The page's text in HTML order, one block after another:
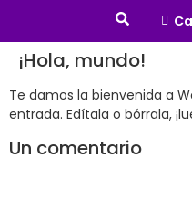
¡Hola, mundo!
Te damos la bienvenida a
entrada. Edítala o bórrala,
Un comentario